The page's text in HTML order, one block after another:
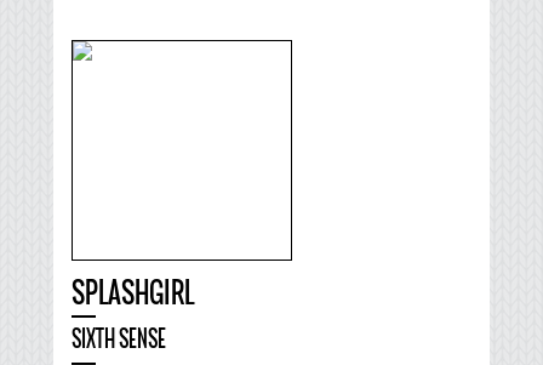
SPLASHGIRL
SIXTH SENSE